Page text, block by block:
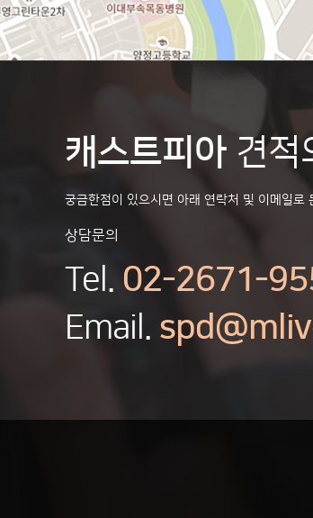
캐스트피아 견적
궁금한점이 있으시면 아래 연락처 및 이메일로
상담문의
Tel. 02-2671-
Email.